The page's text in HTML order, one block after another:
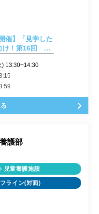
催】「見学した
け！第16回 施
) 13:30~14:30
護部
児童養護施設
ライン(対面)